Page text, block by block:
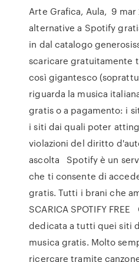
Arte Grafica, Aula, 9 mar
alternative a Spotify
in dal catalogo
scaricare gratuitamente
così gigantesco
riguarda la musica
gratis o a pagamento: i
i siti dai quali poter
violazioni del diritto
ascolta Spotify è un
che ti consente di
gratis. Tutti i brani che
SCARICA SPOTIFY
dedicata a tutti quei siti
musica gratis. Molto
ricercare tramite